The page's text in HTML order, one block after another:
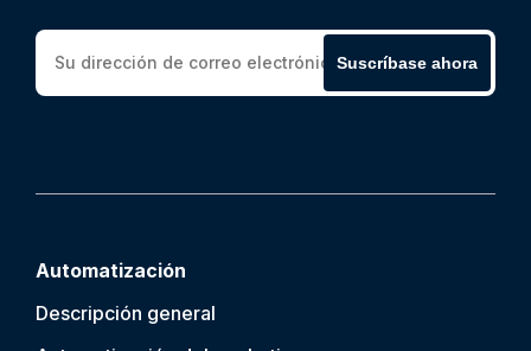
Suscríbase ahora
Automatización
Descripción general